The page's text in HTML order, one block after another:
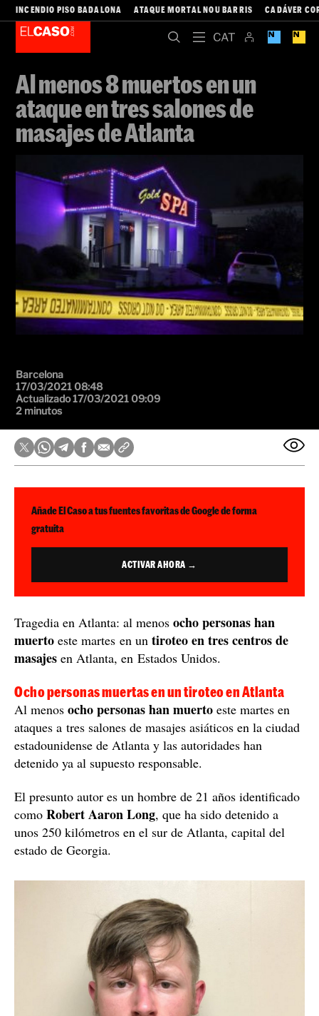
INCENDIO PISO BADALONA ATAQUE MORTAL NOU BARRIS CADÁVER
Al menos 8 muertos en un
ataque en tres salones de
masajes de Atlanta
Barcelona
17/03/2021 08:48
Actualizado 17/03/2021 09:09
2 minutos
Añade El Caso a tus fuentes favoritas de Google de forma
gratuita
ACTIVAR AHORA →
Tragedia en Atlanta: al menos ocho personas han
muerto este martes en un tiroteo en tres centros de
masajes en Atlanta, en Estados Unidos.
Ocho personas muertas en un tiroteo en Atlanta
Al menos ocho personas han muerto este martes en
ataques a tres salones de masajes asiáticos en la ciudad
estadounidense de Atlanta y las autoridades han
detenido ya al supuesto responsable.
El presunto autor es un hombre de 21 años identificado
como Robert Aaron Long, que ha sido detenido a
unos 250 kilómetros en el sur de Atlanta, capital del
estado de Georgia.